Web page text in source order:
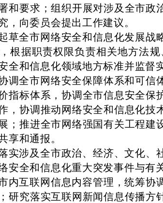
和要求；组织开展对涉及全市
，向委员会提出工作建议。
草全市网络安全和信息化发展
根据职责权限负责相关地方法
全和信息化领域地方标准并监督
调全市网络安全保障体系和可
指标体系，协调全市信息安全
，协调推动网络安全和信息化
；推进全市网络强国有关工程
享和通报。
实涉及全市政治、经济、文化
安全和信息化重大突发事件与有
内互联网信息内容管理，统筹
研究落实互联网新闻信息传播